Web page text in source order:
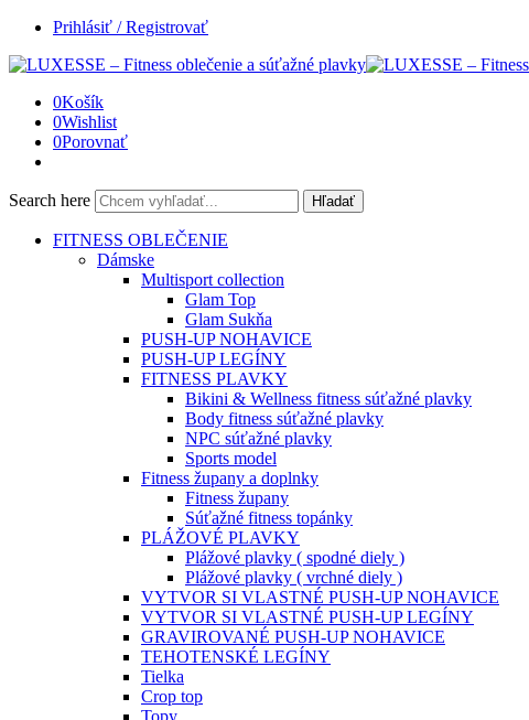
Prihlásiť / Registrovať
0Košík
0Wishlist
0Porovnať
Search here Hľadať
FITNESS OBLEČENIE
Dámske
Multisport collection
Glam Top
Glam Sukňa
PUSH-UP NOHAVICE
PUSH-UP LEGÍNY
FITNESS PLAVKY
Bikini & Wellness fitness súťažné plavky
Body fitness súťažné plavky
NPC súťažné plavky
Sports model
Fitness župany a doplnky
Fitness župany
Súťažné fitness topánky
PLÁŽOVÉ PLAVKY
Plážové plavky ( spodné diely )
Plážové plavky ( vrchné diely )
VYTVOR SI VLASTNÉ PUSH-UP NOHAVICE
VYTVOR SI VLASTNÉ PUSH-UP LEGÍNY
GRAVIROVANÉ PUSH-UP NOHAVICE
TEHOTENSKÉ LEGÍNY
Tielka
Crop top
Topy